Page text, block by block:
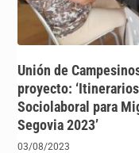
Unión de
proyecto:
Sociolaboral para
Segovia 2023’
03/08/2023